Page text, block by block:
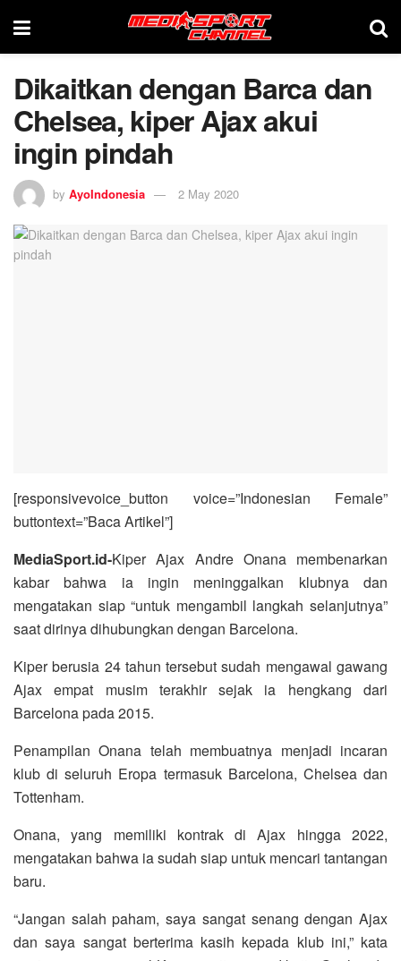
Dikaitkan dengan Barca dan
Chelsea, kiper Ajax akui
ingin pindah
by AyoIndonesia 2 May 2020
[responsivevoice_button voice=”Indonesian Female”
buttontext=”Baca Artikel”]
MediaSport.id-Kiper Ajax Andre Onana membenarkan
kabar bahwa ia ingin meninggalkan klubnya dan
mengatakan siap “untuk mengambil langkah selanjutnya”
saat dirinya dihubungkan dengan Barcelona.
Kiper berusia 24 tahun tersebut sudah mengawal gawang
Ajax empat musim terakhir sejak ia hengkang dari
Barcelona pada 2015.
Penampilan Onana telah membuatnya menjadi incaran
klub di seluruh Eropa termasuk Barcelona, Chelsea dan
Tottenham.
Onana, yang memiliki kontrak di Ajax hingga 2022,
mengatakan bahwa ia sudah siap untuk mencari tantangan
baru.
“Jangan salah paham, saya sangat senang dengan Ajax
dan saya sangat berterima kasih kepada klub ini,” kata